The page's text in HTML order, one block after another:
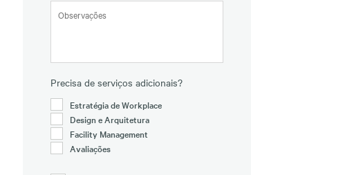
Precisa de serviços adicionais?
Estratégia de Workplace
Design e Arquitetura
Facility Management
Avaliações